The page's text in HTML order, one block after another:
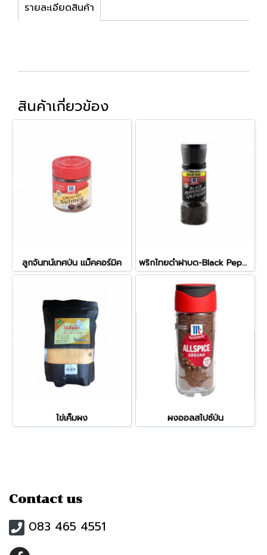
รายละเอียดสินค้า
สินค้าเกี่ยวข้อง
ลูกจันทน์เทศป่น แม็คคอร์มิค พริกไทยดำฝาบด-Black Peppercorn Grinder แม็คคอร์มิค
ไข่เค็มผง ผงออลสไปซ์ป่น
Contact us
083 465 4551